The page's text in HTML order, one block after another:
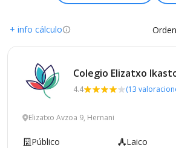
+ info cálculo
Colegio Elizatxo
4.4 (13
Elizatxo Avzoa 9, Hernani
Público Laico